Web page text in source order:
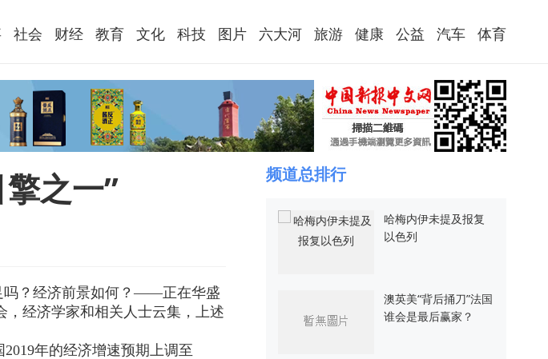
社会 财经 教育 文化 科技 图片 六大河 旅游 健康 公益 汽车 体育
之一”
吗？经济前景如何？——正在华盛
经济学家和相关人士云集，上述
年的经济增速预期上调至
频道总排行
哈梅内伊未提及报复
以色列
澳英美“背后捅刀”法国
谁会是最后赢家？